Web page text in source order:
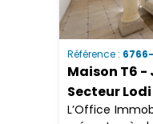
Référence :
Maison T6
Secteur Lodi
L’Office